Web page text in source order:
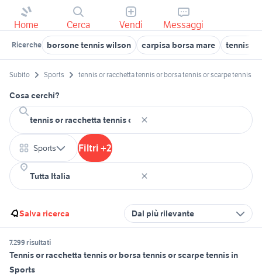
Home Cerca Vendi Messaggi
Ricerche borsone tennis wilson carpisa borsa mare tennis
Subito Sports tennis or racchetta tennis or borsa tennis or scarpe tennis
Cosa cerchi?
Sports Filtri +2
Salva ricerca Dal più rilevante
7.299 risultati
Tennis or racchetta tennis or borsa tennis or scarpe tennis in
Sports